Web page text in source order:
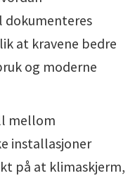
dokumenteres
at kravene bedre
og moderne
mellom
installasjoner
på at klimaskjerm,